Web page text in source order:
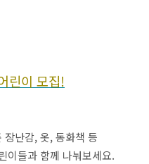
린이 모집!
장난감, 옷, 동화책 등
이들과 함께 나눠보세요.